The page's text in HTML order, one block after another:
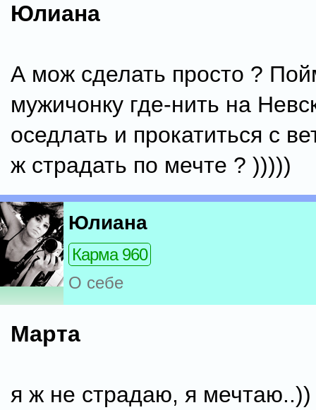
Юлиана
А мож сделать просто ?
мужичонку где-нить на
оседлать и прокатиться с
ж страдать по мечте ? )))))
Юлиана
Карма 960
О себе
Марта
я ж не страдаю, я